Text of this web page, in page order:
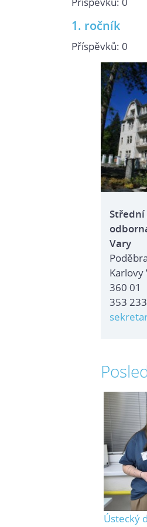
1. ročník
Příspěvků: 0
Střední
Vary
Karlovy
360 01
353
Ústecký